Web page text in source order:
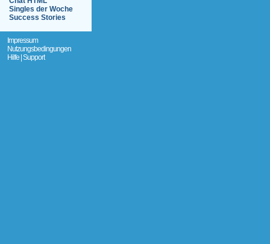
Singles der Woche
Success Stories
Impressum
Nutzungsbedingungen
Hilfe | Support